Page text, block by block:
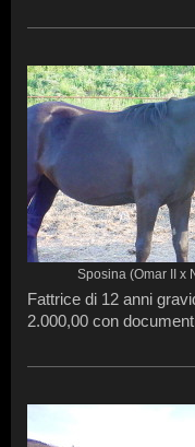
Sposina (Omar II x
Fattrice di 12 anni
2.000,00 con